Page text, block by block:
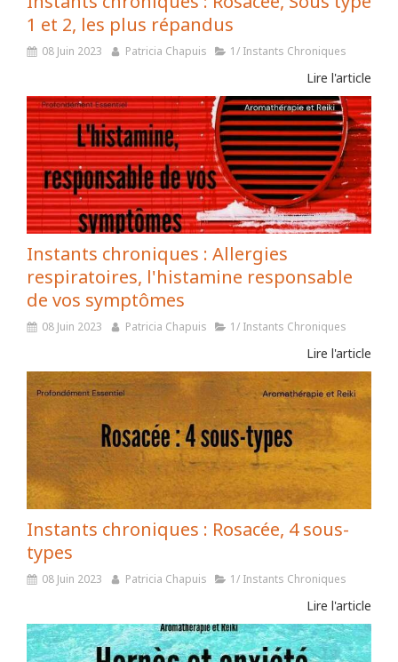
1 et 2, les plus répandus
08 Juin 2023 Patricia Chapuis 1/ Instants Chroniques
Lire l'article
Instants chroniques : Allergies
respiratoires, l'histamine responsable
de vos symptômes
08 Juin 2023 Patricia Chapuis 1/ Instants Chroniques
Lire l'article
Instants chroniques : Rosacée, 4 sous-
types
08 Juin 2023 Patricia Chapuis 1/ Instants Chroniques
Lire l'article